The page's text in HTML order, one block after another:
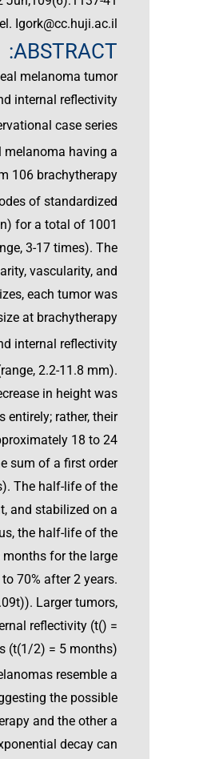
Igork@cc.huji.ac.il
ABSTRACT:
melanoma tumor
internal reflectivity.
case series.
melanoma having a
106 brachytherapy.
of standardized
for a total of 1001
3-17 times). The
vascularity, and
each tumor was
at brachytherapy.
internal reflectivity.
2.2-11.8 mm).
in height was
rather, their
18 to 24
sum of a first order
The half-life of the
and stabilized on a
the half-life of the
for the large
70% after 2 years.
Larger tumors,
reflectivity (t() =
(t(1/2) = 5 months).
resemble a
the possible
and the other a
decay can